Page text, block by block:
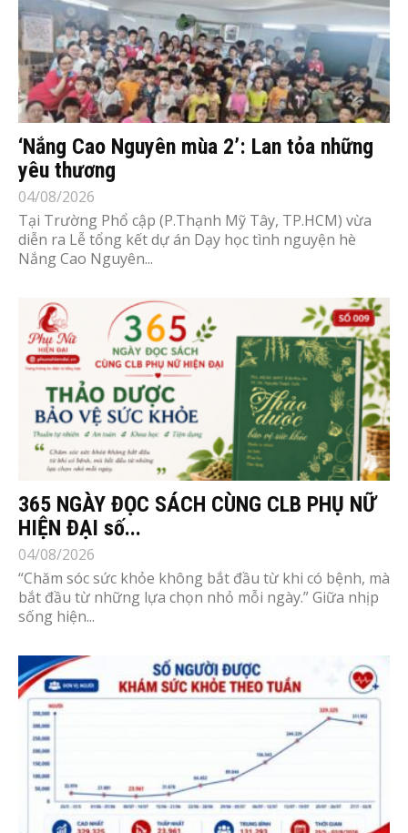
‘Nắng Cao Nguyên mùa 2’: Lan tỏa những
yêu thương
04/08/2026
Tại Trường Phổ cập (P.Thạnh Mỹ Tây, TP.HCM) vừa
diễn ra Lễ tổng kết dự án Dạy học tình nguyện hè
Nắng Cao Nguyên...
365 NGÀY ĐỌC SÁCH CÙNG CLB PHỤ NỮ
HIỆN ĐẠI số...
04/08/2026
“Chăm sóc sức khỏe không bắt đầu từ khi có bệnh, mà
bắt đầu từ những lựa chọn nhỏ mỗi ngày.” Giữa nhịp
sống hiện...